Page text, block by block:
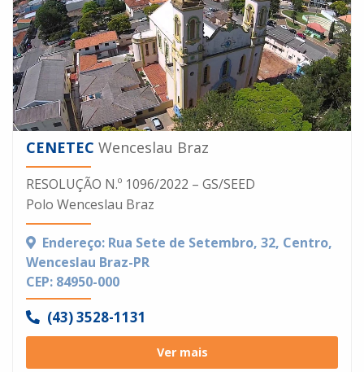
CENETEC Wenceslau Braz
RESOLUÇÃO N.º 1096/2022 – GS/SEED
Polo Wenceslau Braz
Endereço: Rua Sete de Setembro, 32, Centro,
Wenceslau Braz-PR
CEP: 84950-000
(43) 3528-1131
Ver mais